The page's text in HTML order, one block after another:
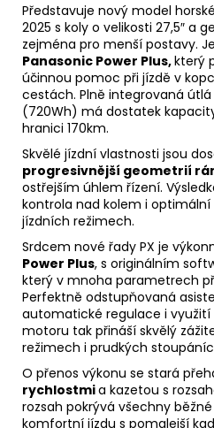
Představuje nový model
2025 s koly o velikosti 27,5″ a
zejména pro menší postavy.
Panasonic Power Plus,který
účinnou pomoc při jízdě v
cestách. Plně integrovaná
(720Wh) má dostatek
hranici 170km.
Skvělé jízdní vlastnosti jsou
progresivnější geometrií
ostřejším úhlem řízení.
kontrola nad kolem i
jízdních režimech.
Srdcem nové řady PX je
Power Plus, s originálním
který v mnoha parametrech
Perfektně odstupňovaná
automatické regulace i
motoru tak přináší skvělý
režimech i prudkých
O přenos výkonu se stará
rychlostmia kazetou s
rozsah pokrývá všechny
komfortní jízdu s pomalejší
m
e